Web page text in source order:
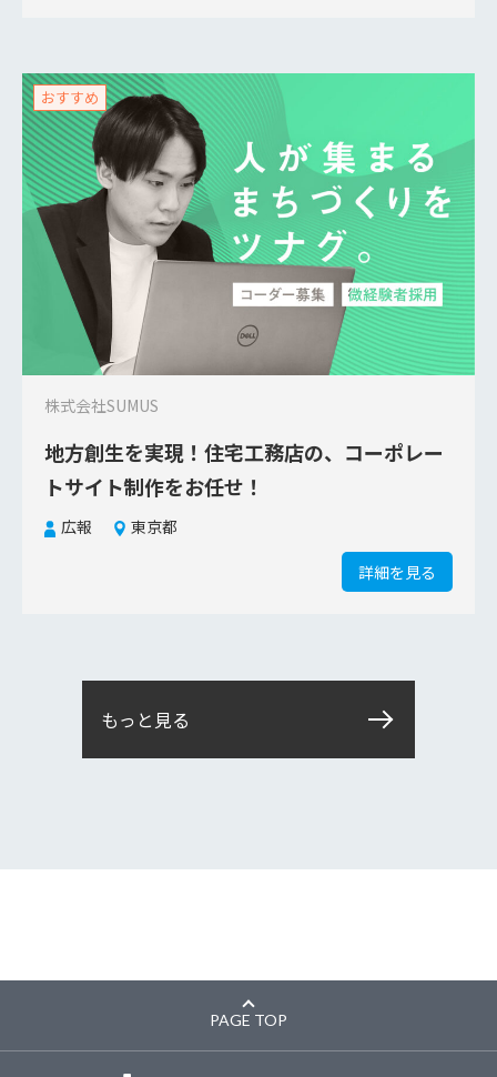
地方創生を実現！住宅工務店の、コーポレー
トサイト制作をお任せ！
株式会社SUMUS
広報 東京都
おすすめ
詳細を見る
もっと見る
PAGE TOP